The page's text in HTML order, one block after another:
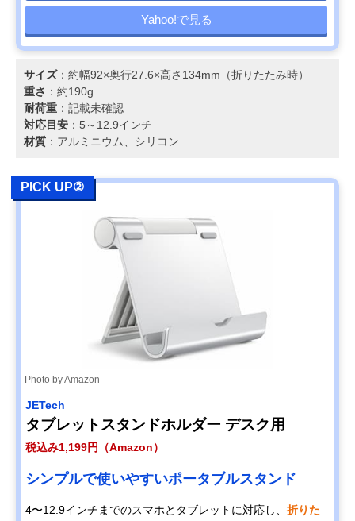
Yahoo!で見る
サイズ：約幅92×奥行27.6×高さ134mm（折りたたみ時）
重さ ：約190g
耐荷重 ：記載未確認
対応目安 ：5～12.9インチ
材質 ：アルミニウム、シリコン
PICK UP②
Photo by Amazon
JETech
タブレットスタンドホルダー デスク用
税込み1,199円（Amazon）
シンプルで使いやすいポータブルスタンド
4〜12.9インチまでのスマホとタブレットに対応し、 折りた